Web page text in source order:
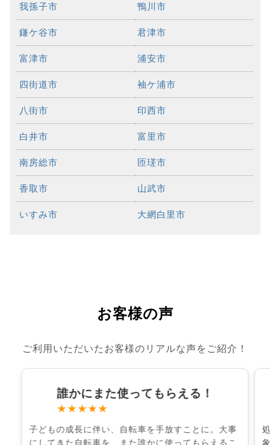
我孫子市 鴨川市
鎌ケ谷市 君津市
富津市 浦安市
四街道市 袖ケ浦市
八街市 印西市
白井市 富里市
南房総市 匝瑳市
香取市 山武市
いすみ市 大網白里市
お客様の声
ご利用いただいたお客様のリアルな声をご紹介！
誰かにまた使ってもらえる！
★★★★★
子どもの成長に伴い、自転車を手放すことに。大事
にしてきた自転車を、また誰かに使ってもらえるこ